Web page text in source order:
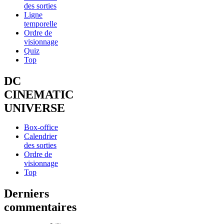
des sorties
Ligne
temporelle
Ordre de
visionnage
Quiz
Top
DC
CINEMATIC
UNIVERSE
Box-office
Calendrier
des sorties
Ordre de
visionnage
Top
Derniers
commentaires